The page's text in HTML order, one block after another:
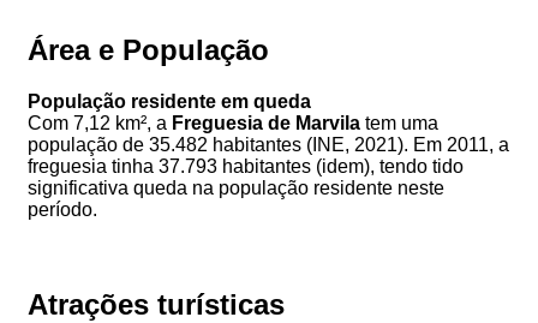
Área e População
População residente em queda
Com 7,12 km², a Freguesia de Marvila tem uma
população de 35.482 habitantes (INE, 2021). Em 2011, a
freguesia tinha 37.793 habitantes (idem), tendo tido
significativa queda na população residente neste
período.
Atrações turísticas